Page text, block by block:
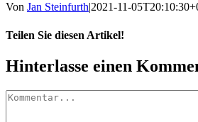
Von Jan Steinfurth|2021-11-
Teilen Sie diesen Artikel!
Facebook
X
Reddit
LinkedIn
WhatsApp
Telegram
Tumblr
Pinterest
Vk
Xing
E-
Mail
Hinterlasse einen
Kommentar